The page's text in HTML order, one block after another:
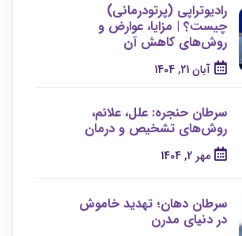
رادیوتراپی (پرتودرمانی)
چیست؟ | مزایا، عوارض و
روش‌های کاهش آن
آبان 21, 1404
سرطان حنجره: علل، علائم،
روش‌های تشخیص و درمان
مهر 2, 1404
سرطان دهان؛ تهدید خاموش
در دنیای مدرن